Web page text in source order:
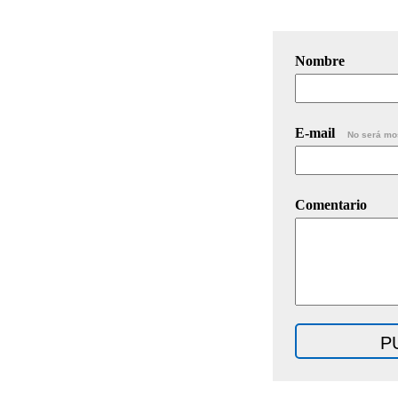
Nombre
E-mail No será
Comentario